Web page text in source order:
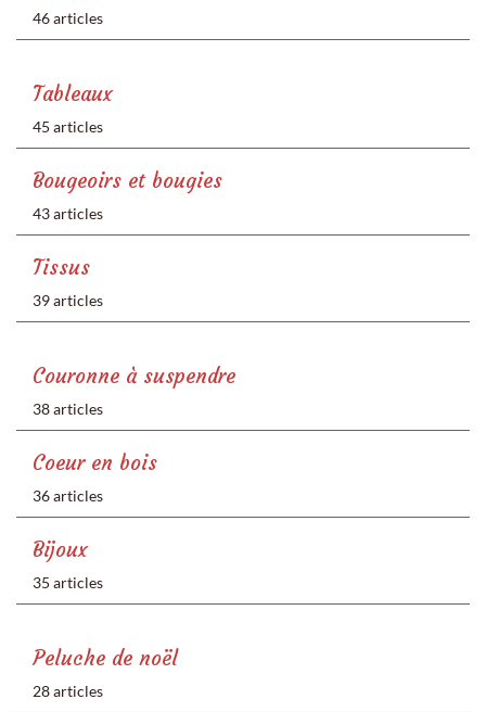
46 articles
Tableaux
45 articles
Bougeoirs et bougies
43 articles
Tissus
39 articles
Couronne à suspendre
38 articles
Coeur en bois
36 articles
Bijoux
35 articles
Peluche de noël
28 articles